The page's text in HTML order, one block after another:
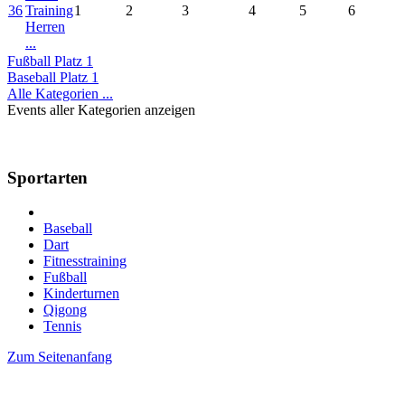
36Training
Herren
...
1 2 3 4 5 6
Fußball Platz 1
Baseball Platz 1
Alle Kategorien ...
Events aller Kategorien anzeigen
Sportarten
Baseball
Dart
Fitnesstraining
Fußball
Kinderturnen
Qigong
Tennis
Zum Seitenanfang